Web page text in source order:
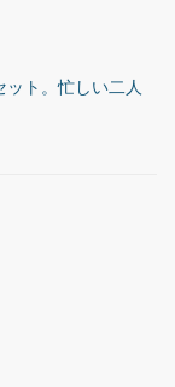
ト。忙しい二人